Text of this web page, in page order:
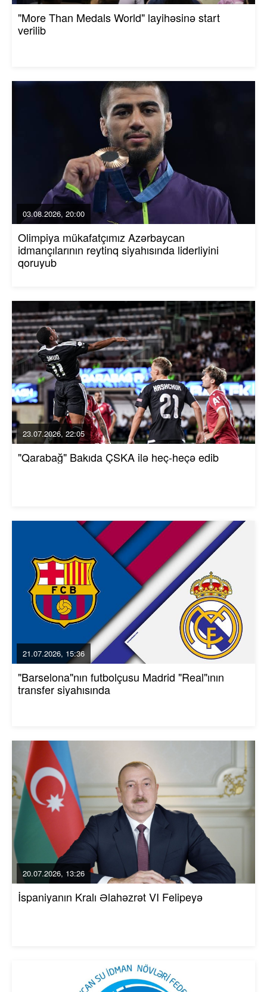
"More Than Medals World" layihəsinə start
verilib
03.08.2026, 20:00
Olimpiya mükafatçımız Azərbaycan
idmançılarının reytinq siyahısında liderliyini
qoruyub
23.07.2026, 22:05
"Qarabağ" Bakıda ÇSKA ilə heç-heçə edib
21.07.2026, 15:36
"Barselona"nın futbolçusu Madrid "Real"ının
transfer siyahısında
20.07.2026, 13:26
İspaniyanın Kralı Əlahəzrət VI Felipeyə